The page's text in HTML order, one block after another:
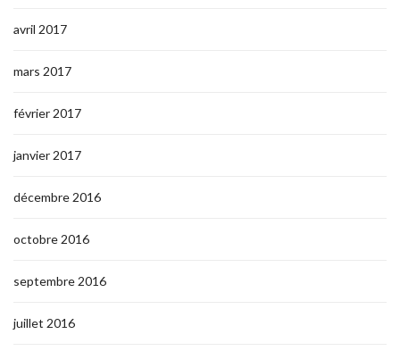
avril 2017
mars 2017
février 2017
janvier 2017
décembre 2016
octobre 2016
septembre 2016
juillet 2016